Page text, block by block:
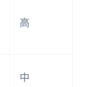
高
中